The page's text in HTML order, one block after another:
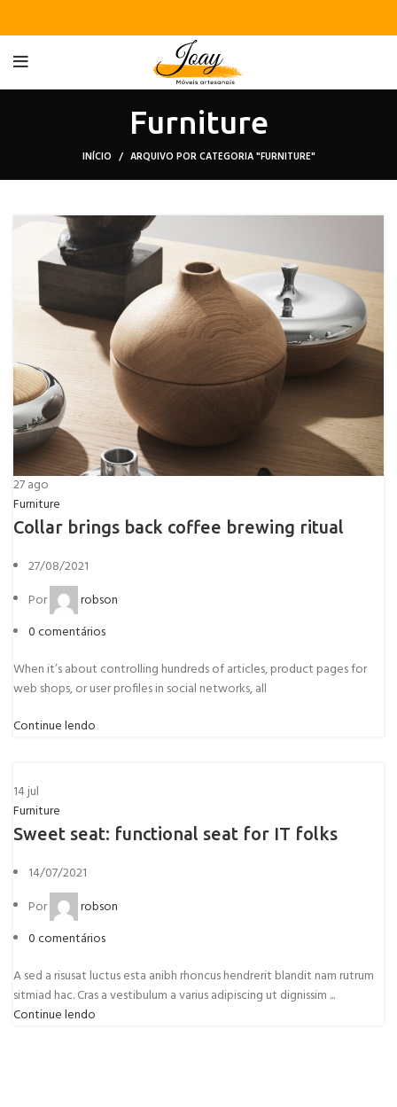
Furniture
INÍCIO ARQUIVO POR CATEGORIA "FURNITURE"
27ago
Furniture
Collar brings back coffee brewing ritual
27/08/2021
Por
robson
0comentários
When it’s about controlling hundreds of articles, product pages for
web shops, or user profiles in social networks, all
Continue lendo
14jul
Furniture
Sweet seat: functional seat for IT folks
14/07/2021
Por
robson
0comentários
A sed a risusat luctus esta anibh rhoncus hendrerit blandit nam rutrum
sitmiad hac. Cras a vestibulum a varius adipiscing ut dignissim ...
Continue lendo